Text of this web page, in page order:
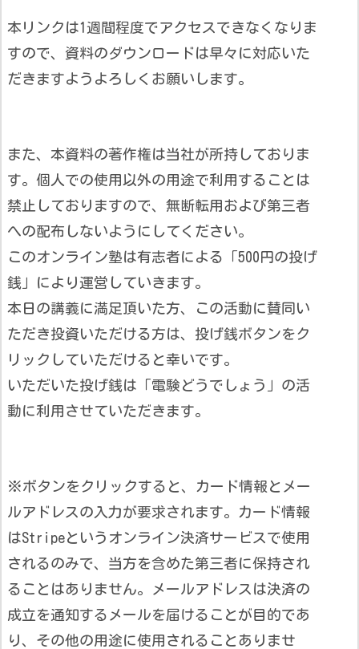
本リンクは1週間程度でアクセスできなくなりま
すので、資料のダウンロードは早々に対応いた
だきますようよろしくお願いします。
また、本資料の著作権は当社が所持しておりま
す。個人での使用以外の用途で利用することは
禁止しておりますので、無断転用および第三者
への配布しないようにしてください。
このオンライン塾は有志者による「500円の投げ
銭」により運営していきます。
本日の講義に満足頂いた方、この活動に賛同い
ただき投資いただける方は、投げ銭ボタンをク
リックしていただけると幸いです。
いただいた投げ銭は「電験どうでしょう」の活
動に利用させていただきます。
※ボタンをクリックすると、カード情報とメー
ルアドレスの入力が要求されます。カード情報
はStripeというオンライン決済サービスで使用
されるのみで、当方を含めた第三者に保持され
ることはありません。メールアドレスは決済の
成立を通知するメールを届けることが目的であ
り、その他の用途に使用されることありませ